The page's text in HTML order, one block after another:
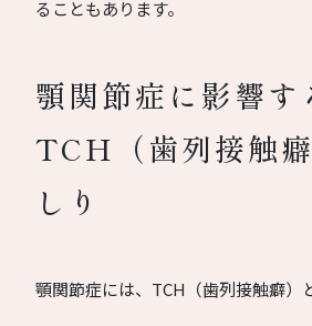
ることもあります。
顎関節症に影響す
TCH（歯列接触
しり
顎関節症には、TCH（歯列接触癖）